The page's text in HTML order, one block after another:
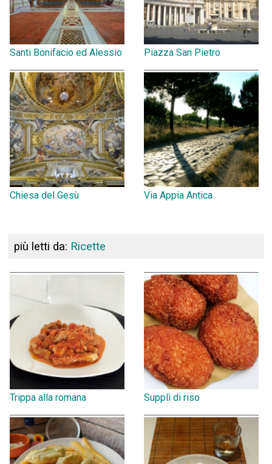
Santi Bonifacio ed Alessio Piazza San Pietro
Chiesa del Gesù Via Appia Antica
più letti da: Ricette
Trippa alla romana Supplì di riso